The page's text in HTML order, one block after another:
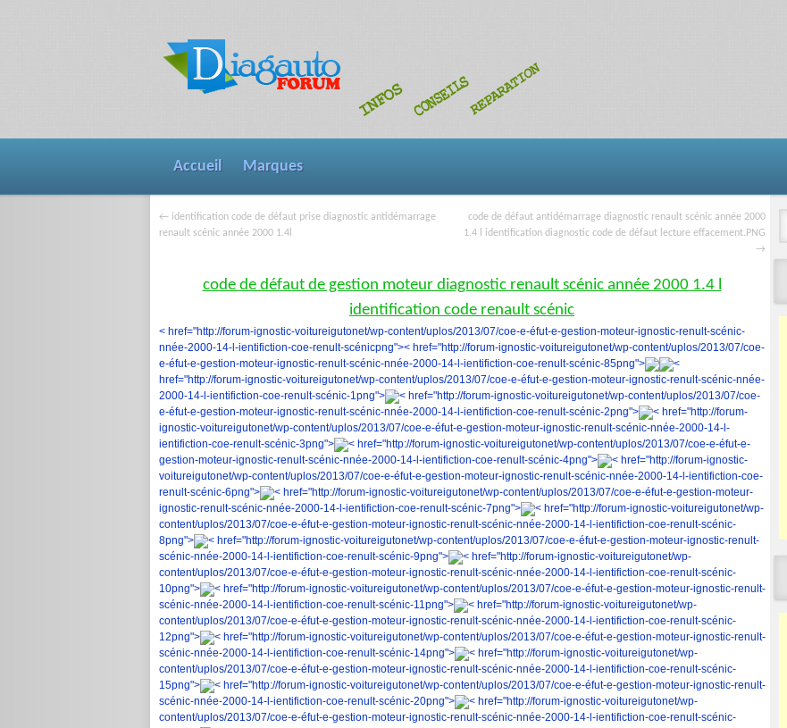
Accueil Marques
← identification code de défaut prise diagnostic antidémarrage
renault scénic année 2000 1.4l
code de défaut antidémarrage diagnostic renault scénic année 2000
1.4 l identification diagnostic code de défaut lecture effacement.PNG
→
code de défaut de gestion moteur diagnostic renault scénic année 2000 1.4 l
identification code renault scénic
< href="http://forum-ignostic-voitureigutonet/wp-content/uplos/2013/07/coe-e-éfut-e-gestion-moteur-ignostic-renult-scénic-
nnée-2000-14-l-ientifiction-coe-renult-scénicpng">< href="http://forum-ignostic-voitureigutonet/wp-content/uplos/2013/07/coe-
e-éfut-e-gestion-moteur-ignostic-renult-scénic-nnée-2000-14-l-ientifiction-coe-renult-scénic-85png">
<
href="http://forum-ignostic-voitureigutonet/wp-content/uplos/2013/07/coe-e-éfut-e-gestion-moteur-ignostic-renult-scénic-nnée-
2000-14-l-ientifiction-coe-renult-scénic-1png">
< href="http://forum-ignostic-voitureigutonet/wp-content/uplos/2013/07/coe-
e-éfut-e-gestion-moteur-ignostic-renult-scénic-nnée-2000-14-l-ientifiction-coe-renult-scénic-2png">
< href="http://forum-
ignostic-voitureigutonet/wp-content/uplos/2013/07/coe-e-éfut-e-gestion-moteur-ignostic-renult-scénic-nnée-2000-14-l-
ientifiction-coe-renult-scénic-3png">
< href="http://forum-ignostic-voitureigutonet/wp-content/uplos/2013/07/coe-e-éfut-e-
gestion-moteur-ignostic-renult-scénic-nnée-2000-14-l-ientifiction-coe-renult-scénic-4png">
< href="http://forum-ignostic-
voitureigutonet/wp-content/uplos/2013/07/coe-e-éfut-e-gestion-moteur-ignostic-renult-scénic-nnée-2000-14-l-ientifiction-coe-
renult-scénic-6png">
< href="http://forum-ignostic-voitureigutonet/wp-content/uplos/2013/07/coe-e-éfut-e-gestion-moteur-
ignostic-renult-scénic-nnée-2000-14-l-ientifiction-coe-renult-scénic-7png">
< href="http://forum-ignostic-voitureigutonet/wp-
content/uplos/2013/07/coe-e-éfut-e-gestion-moteur-ignostic-renult-scénic-nnée-2000-14-l-ientifiction-coe-renult-scénic-
8png">
< href="http://forum-ignostic-voitureigutonet/wp-content/uplos/2013/07/coe-e-éfut-e-gestion-moteur-ignostic-renult-
scénic-nnée-2000-14-l-ientifiction-coe-renult-scénic-9png">
< href="http://forum-ignostic-voitureigutonet/wp-
content/uplos/2013/07/coe-e-éfut-e-gestion-moteur-ignostic-renult-scénic-nnée-2000-14-l-ientifiction-coe-renult-scénic-
10png">
< href="http://forum-ignostic-voitureigutonet/wp-content/uplos/2013/07/coe-e-éfut-e-gestion-moteur-ignostic-renult-
scénic-nnée-2000-14-l-ientifiction-coe-renult-scénic-11png">
< href="http://forum-ignostic-voitureigutonet/wp-
content/uplos/2013/07/coe-e-éfut-e-gestion-moteur-ignostic-renult-scénic-nnée-2000-14-l-ientifiction-coe-renult-scénic-
12png">
< href="http://forum-ignostic-voitureigutonet/wp-content/uplos/2013/07/coe-e-éfut-e-gestion-moteur-ignostic-renult-
scénic-nnée-2000-14-l-ientifiction-coe-renult-scénic-14png">
< href="http://forum-ignostic-voitureigutonet/wp-
content/uplos/2013/07/coe-e-éfut-e-gestion-moteur-ignostic-renult-scénic-nnée-2000-14-l-ientifiction-coe-renult-scénic-
15png">
< href="http://forum-ignostic-voitureigutonet/wp-content/uplos/2013/07/coe-e-éfut-e-gestion-moteur-ignostic-renult-
scénic-nnée-2000-14-l-ientifiction-coe-renult-scénic-20png">
< href="http://forum-ignostic-voitureigutonet/wp-
content/uplos/2013/07/coe-e-éfut-e-gestion-moteur-ignostic-renult-scénic-nnée-2000-14-l-ientifiction-coe-renult-scénic-